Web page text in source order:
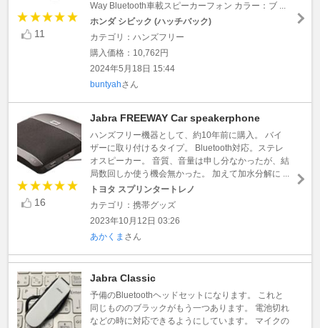
11
Way Bluetooth車載スピーカーフォン カラー：ブ ...
ホンダ シビック (ハッチバック)
カテゴリ：ハンズフリー
購入価格：10,762円
2024年5月18日 15:44
buntyahさん
16
Jabra FREEWAY Car speakerphone
ハンズフリー機器として、約10年前に購入。 バイ
ザーに取り付けるタイプ。 Bluetooth対応。ステレ
オスピーカー。 音質、音量は申し分なかったが、結
局数回しか使う機会無かった。 加えて加水分解に ...
トヨタ スプリンタートレノ
カテゴリ：携帯グッズ
2023年10月12日 03:26
あかくま さん
Jabra Classic
予備のBluetoothヘッドセットになります。 これと
同じもののブラックがもう一つあります。 電池切れ
などの時に対応できるようにしています。 マイクの